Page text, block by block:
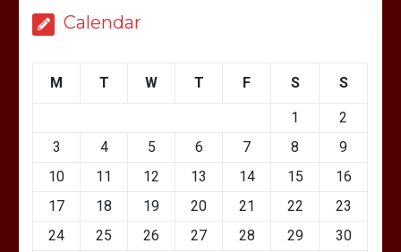
Calendar
M T W T F S S
1
2
3
4 5 6 7 8
9
10
11 12 13 14 15
16
17
18 19 20 21 22
23
24
25 26 27 28 29
30